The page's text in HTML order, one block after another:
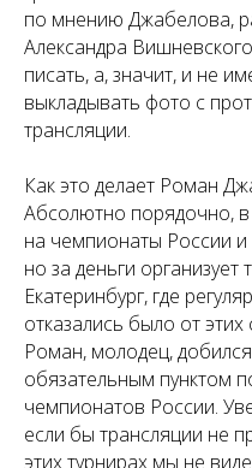
по мнению Джабелова,
Александра
писать, а, значит, и не
выкладывать фото с
трансляции.
Как это делает Роман
Абсолютно порядочно,
на чемпионаты России
но за деньги
Екатеринбург, где
отказались было от
Роман, молодец,
обязательным пунктом
чемпионатов России.
если бы трансляции не
этих турнирах мы не